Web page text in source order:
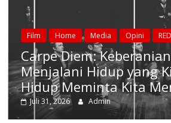
Film Home Media Opini
Carpe Diem:
Menjalani Hidup yang
Hidup Meminta Kita
Juli 31, 2026 Admin